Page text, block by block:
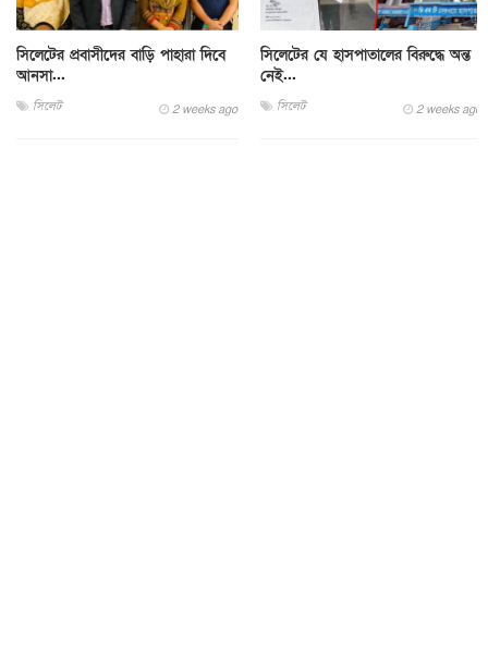
সিলেটের প্রবাসীদের বাড়ি পাহারা দিবে
আনসা...
সিলেট 2 weeks ago
সিলেটের যে হাসপাতালের বিরুদ্ধে অন্ত
নেই...
সিলেট 2 weeks ago